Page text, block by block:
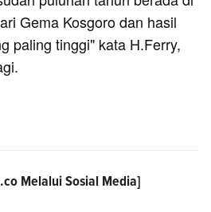
Gema Kosgoro dan hasil
paling tinggi" kata H.Ferry,
Melalui Sosial Media]